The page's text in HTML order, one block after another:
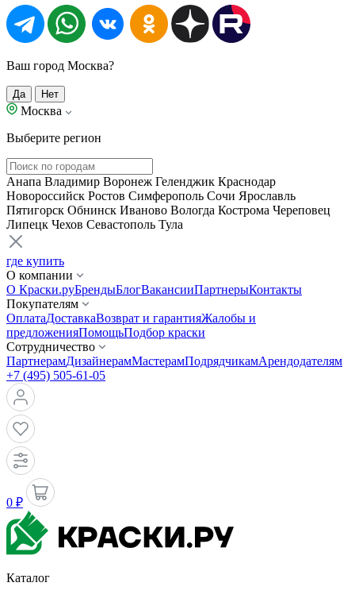
Ваш город Москва?
Да Нет
Москва
Выберите регион
Анапа Владимир Воронеж Геленджик Краснодар
Новороссийск Ростов Симферополь Сочи Ярославль
Пятигорск Обнинск Иваново Вологда Кострома Череповец
Липецк Чехов Севастополь Тула
где купить
О компании
О Краски.руБрендыБлогВакансииПартнерыКонтакты
Покупателям
ОплатаДоставкаВозврат и гарантияЖалобы и
предложенияПомощьПодбор краски
Сотрудничество
ПартнерамДизайнерамМастерамПодрядчикамАрендодателям
+7 (495) 505-61-05
0 ₽
Каталог